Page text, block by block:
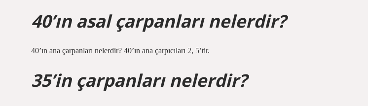
40’ın asal çarpanları nelerdir?
40’ın ana çarpanları nelerdir? 40’ın ana çarpıcıları 2, 5’tir.
35’in çarpanları nelerdir?